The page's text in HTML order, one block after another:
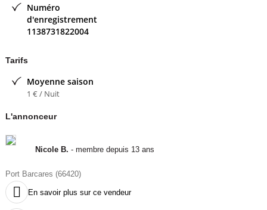
Réponse assurée et gratuite !
Vos petits Compagnons acceptés dans la mesure où vous ne les
laisserez pas seuls et GRATUIT pour eux.
Très Cordialement.
Contacter l'annonceur
Numéro
d'enregistrement
1138731822004
Tarifs
Moyenne saison
1 € / Nuit
L'annonceur
Nicole B. - membre depuis 13 ans
Port Barcares (66420)
 En savoir plus sur ce vendeur